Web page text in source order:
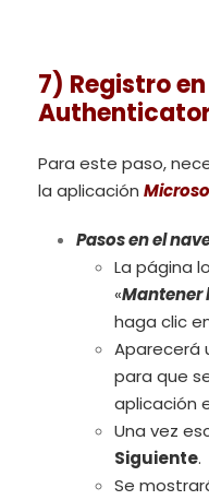
7) Registro
Para este paso,
la aplicación
Pasos en el
La página
«Mantener
haga clic
Aparecerá
para que
aplicación
Una vez
Siguiente.
Se